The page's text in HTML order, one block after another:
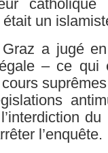
catholique
un
a jugé
– ce qui
l’enquête.